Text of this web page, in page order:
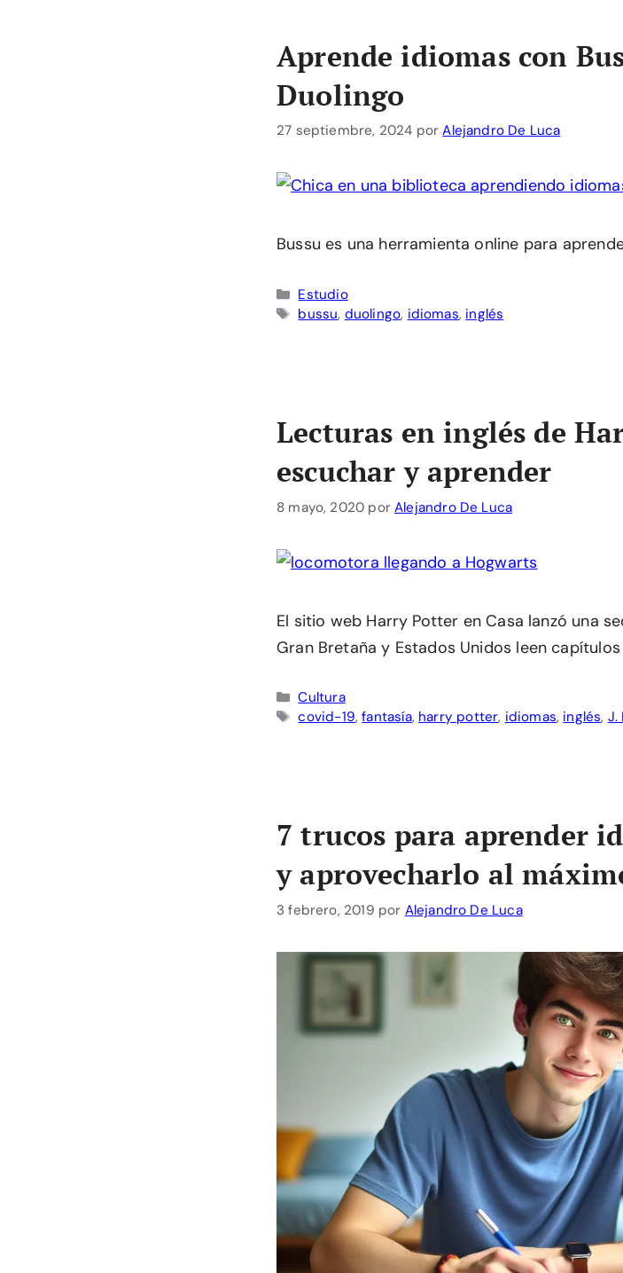
Aprende idiomas con
Duolingo
27 septiembre, 2024 porAlejandro De Luca
Bussu es una herramienta online para
Categorías
Estudio
Etiquetas
bussu, duolingo, idiomas, inglés
Lecturas en inglés de
escuchar y aprender
8 mayo, 2020 porAlejandro De Luca
El sitio web Harry Potter en Casa lanzó una
Gran Bretaña y Estados Unidos leen
Categorías
Cultura
Etiquetas
covid-19,fantasía, harry potter, idiomas, inglés, J.
7 trucos para aprender
y aprovecharlo al
3 febrero, 2019 por Alejandro De Luca